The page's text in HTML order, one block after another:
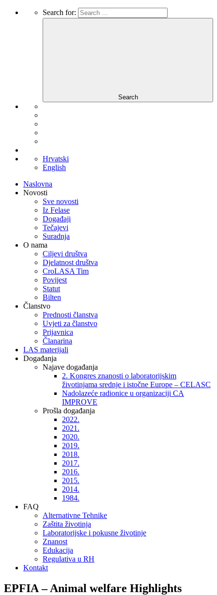
Search for:
Search
Hrvatski
English
Naslovna
Novosti
Sve novosti
Iz Felase
Događaji
Tečajevi
Suradnja
O nama
Ciljevi društva
Djelatnost društva
CroLASA Tim
Povijest
Statut
Bilten
Članstvo
Prednosti članstva
Uvjeti za članstvo
Prijavnica
Članarina
LAS materijali
Događanja
Najave događanja
2. Kongres znanosti o laboratorijskim
životinjama srednje i istočne Europe – CELASC
Nadolazeće radionice u organizaciji CA
IMPROVE
Prošla događanja
2022.
2021.
2020.
2019.
2018.
2017.
2016.
2015.
2014.
1984.
FAQ
Alternativne Tehnike
Zaštita životinja
Laboratorijske i pokusne životinje
Znanost
Edukacija
Regulativa u RH
Kontakt
EPFIA – Animal welfare Highlights